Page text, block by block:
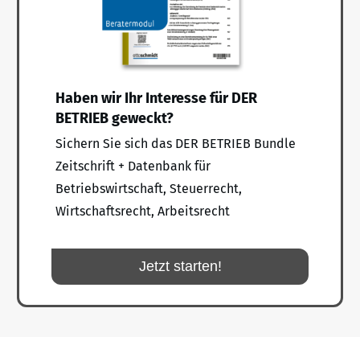
Haben wir Ihr Interesse für DER
BETRIEB geweckt?
Sichern Sie sich das DER BETRIEB Bundle
Zeitschrift + Datenbank für
Betriebswirtschaft, Steuerrecht,
Wirtschaftsrecht, Arbeitsrecht
Jetzt starten!